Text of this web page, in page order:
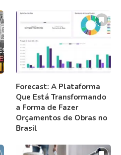
Forecast: A Plataforma
Que Está Transformando
a Forma de Fazer
Orçamentos de Obras no
Brasil